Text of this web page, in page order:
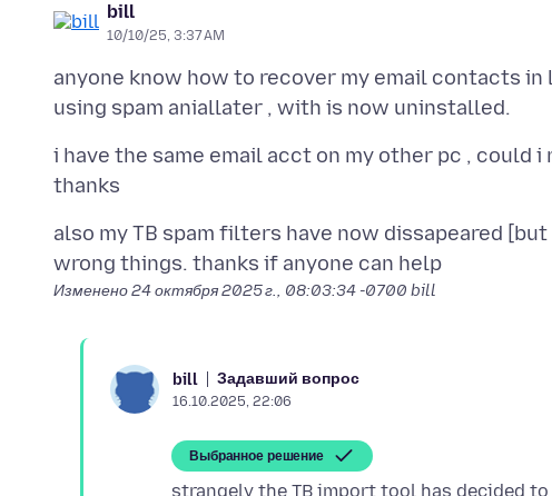
bill
10/10/25, 3:37 AM
anyone know how to recover my email contacts
i have the same email acct on my other pc ,
also my TB spam filters have now dissapeared
Изменено24 октября 2025 г., 08:03:34 -0700 bill
bill Задавший вопрос
16.10.2025, 22:06
Выбранное решение